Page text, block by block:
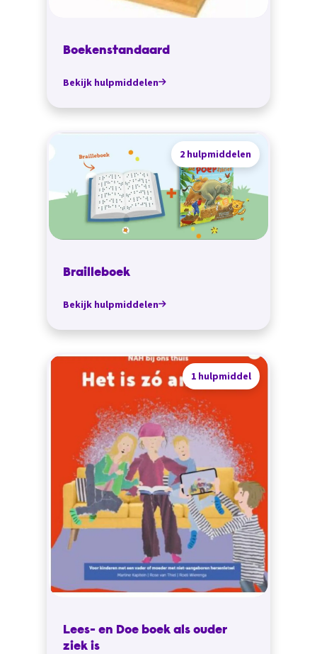
Boekenstandaard
Bekijk hulpmiddelen
2 hulpmiddelen
Brailleboek
Bekijk hulpmiddelen
1 hulpmiddel
Lees- en Doe boek als ouder
ziek is